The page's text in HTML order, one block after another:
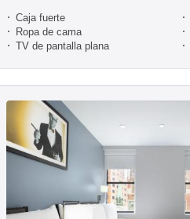
Caja fuerte
Ropa de cama
TV de pantalla plana